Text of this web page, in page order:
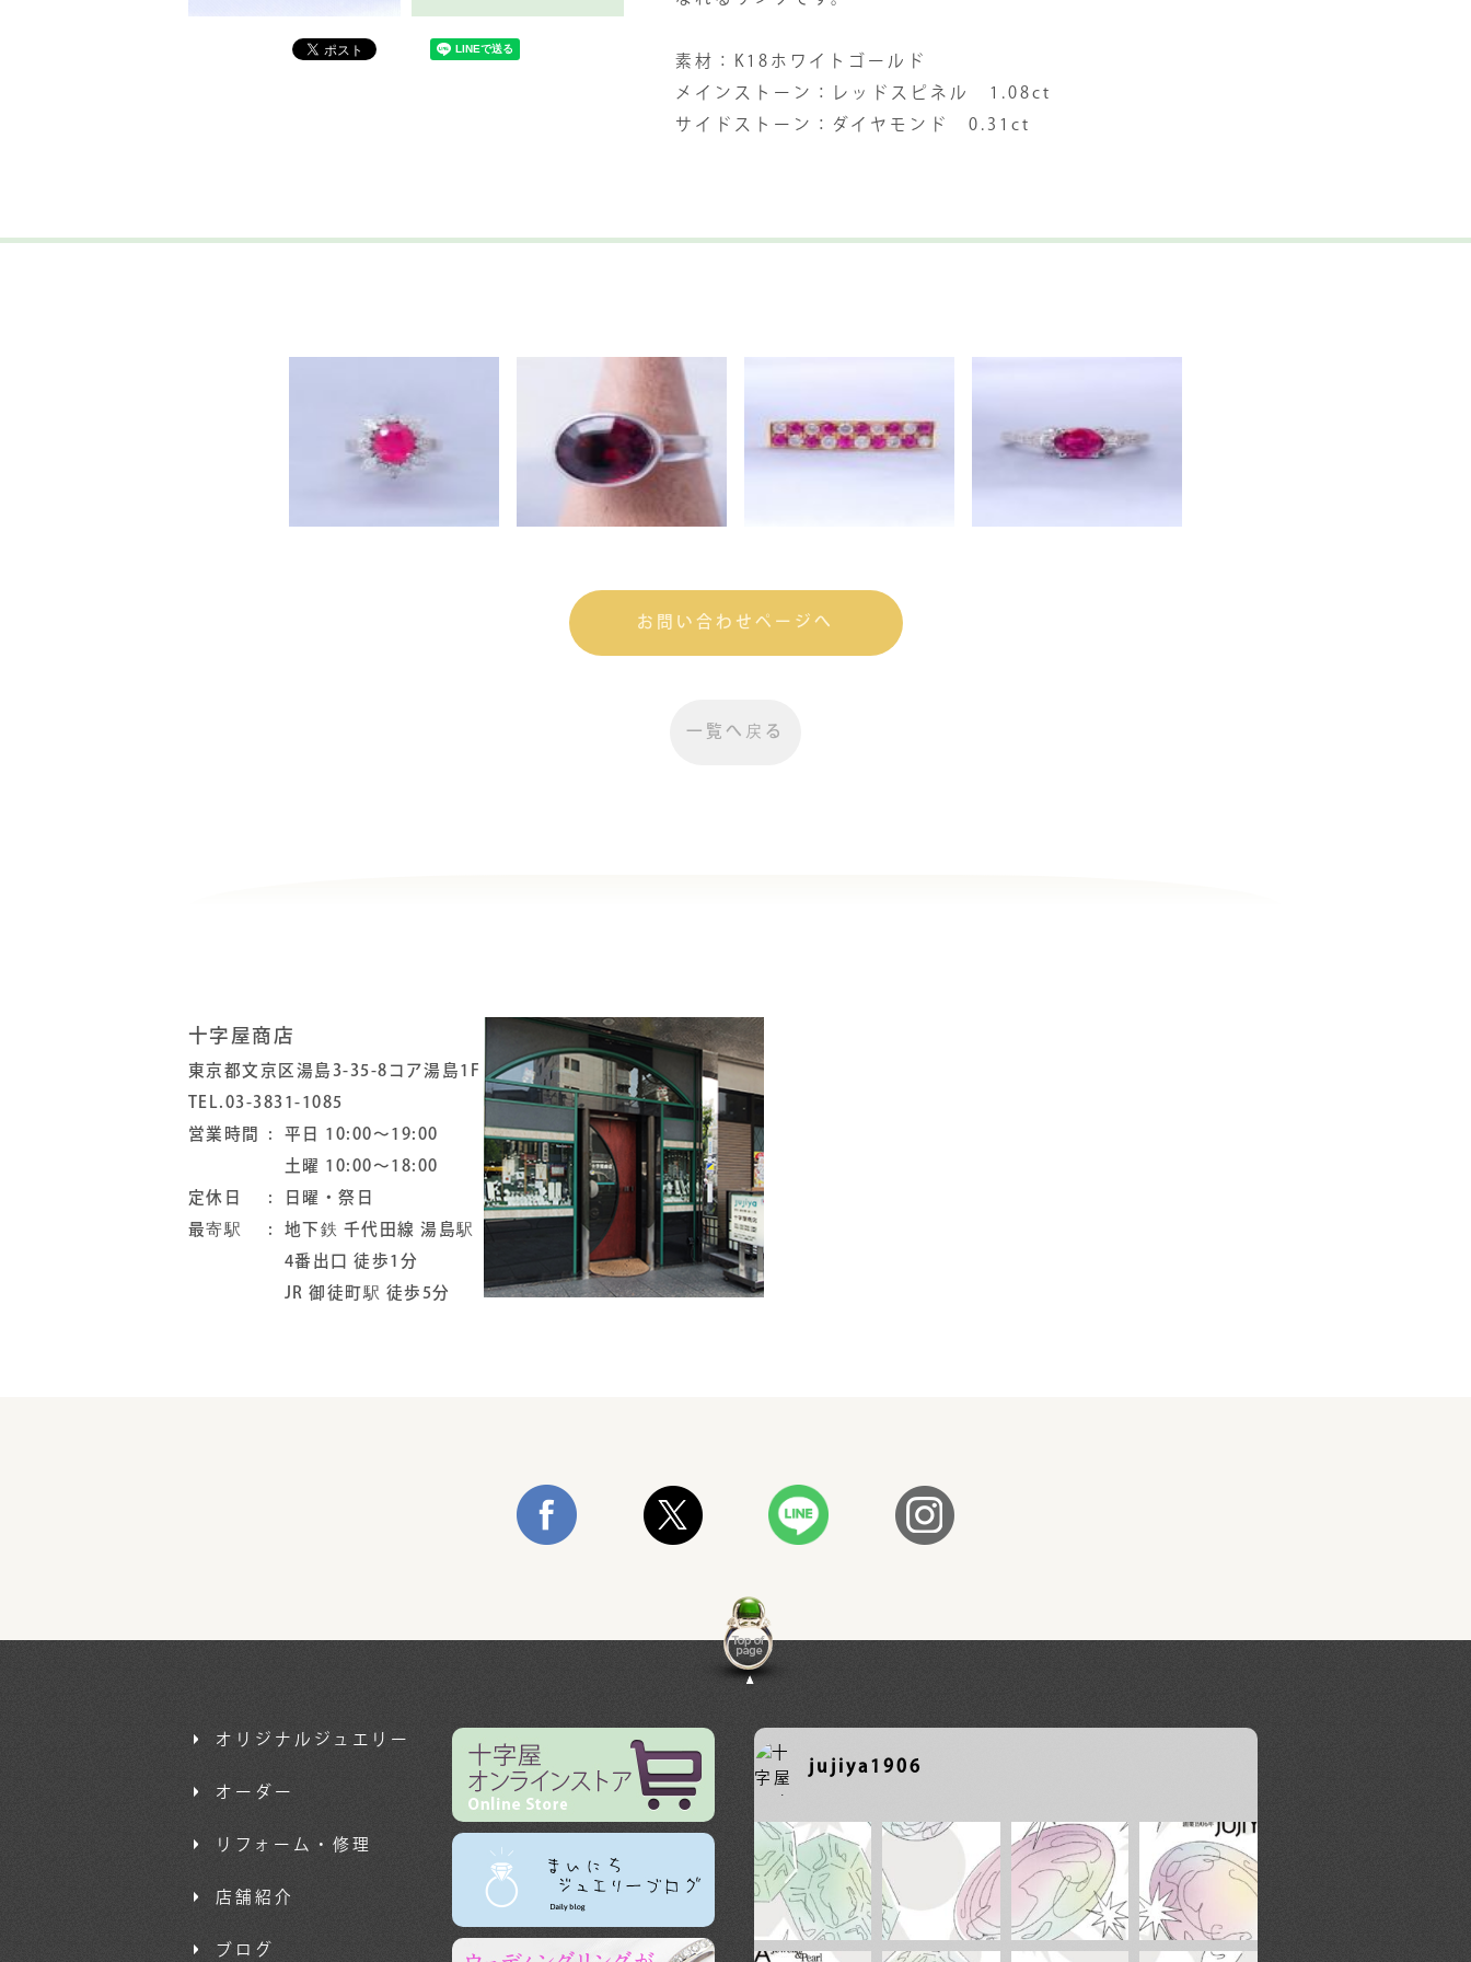
素材：K18ホワイトゴールド
メインストーン：レッドスピネル 1.08ct
サイドストーン：ダイヤモンド 0.31ct
お問い合わせページへ
一覧へ戻る
十字屋商店
東京都文京区湯島3-35-8コア湯島1F
TEL.03-3831-1085
営業時間
平日 10:00～19:00
土曜 10:00～18:00
定休日
日曜・祭日
最寄駅
地下鉄 千代田線 湯島駅
4番出口 徒歩1分
JR 御徒町駅 徒歩5分
オリジナルジュエリー
オーダー
リフォーム・修理
店舗紹介
ブログ
jujiya1906